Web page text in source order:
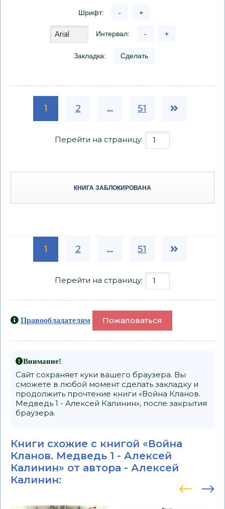
Шрифт: - +
Интервал: - +
Закладка: Сделать
1 2 ... 51
Перейти на страницу:
КНИГА ЗАБЛОКИРОВАНА
1 2 ... 51
Перейти на страницу:
Правообладателям Пожаловаться
Внимание!
Сайт сохраняет куки вашего браузера. Вы
сможете в любой момент сделать закладку и
продолжить прочтение книги «Война Кланов.
Медведь 1 - Алексей Калинин», после закрытия
браузера.
Книги схожие с книгой «Война
Кланов. Медведь 1 - Алексей
Калинин» от автора - Алексей
Калинин: